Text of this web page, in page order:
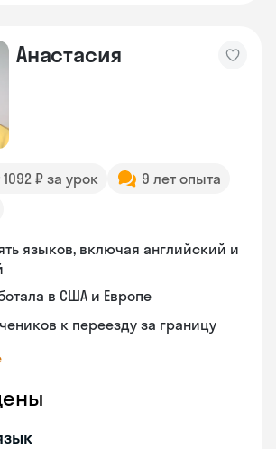
Анастасия
1092 ₽ за урок
9 лет опыта
языков, включая английский и
в США и Европе
к переезду за границу